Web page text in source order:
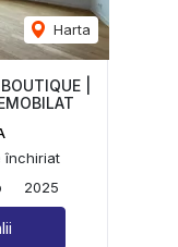
Harta
|
închiriat
2025